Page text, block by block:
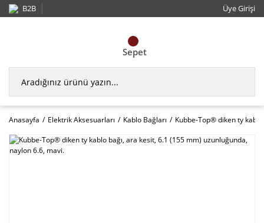
B2B Üye Girişi
Sepet
Anasayfa Elektrik Aksesuarları Kablo Bağları Kubbe-Top® diken ty